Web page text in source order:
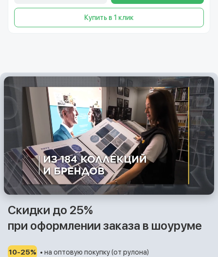
Купить в 1 клик
Скидки до 25%
при оформлении заказа в шоуруме
10-25% • на оптовую покупку (от рулона)